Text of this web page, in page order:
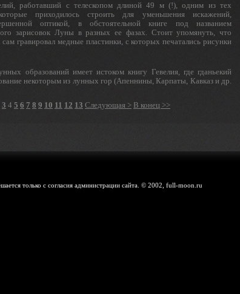
работавший с телеско­пом длиной 49 м (!), одним из тех
приходилось строить для уменьшения искаже­ний,
оптикой, в обсто­ятельной книге под названием
зарисовок Луны в разных ее фазах. Стоит упомя­нуть, что
гравировал медные пластинки, с которых печатались рисунки
образований имеет истоком книгу Гевелия, где гданьекий
некоторым из лунных гор (Апеннины, Карпаты, Кавказ и др.
3 4 5 6 7 8 9 10 11 12 13 Следующая > В конец >>
только с согласия администрации сайта. © 2002, full-moon.ru